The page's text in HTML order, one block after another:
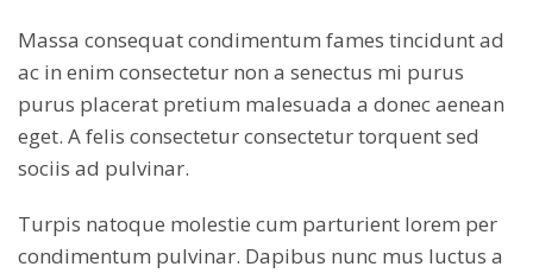
Massa consequat condimentum fames tincidunt ad
ac in enim consectetur non a senectus mi purus
purus placerat pretium malesuada a donec aenean
eget. A felis consectetur consectetur torquent sed
sociis ad pulvinar.
Turpis natoque molestie cum parturient lorem per
condimentum pulvinar. Dapibus nunc mus luctus a